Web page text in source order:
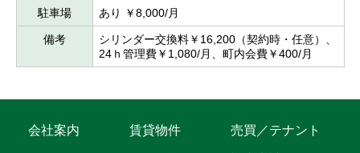
駐車場 あり ￥8,000/月
備考
シリンダー交換料￥16,200（契約時・任意）、
24ｈ管理費￥1,080/月、町内会費￥400/月
会社案内 賃貸物件
売買／テナント